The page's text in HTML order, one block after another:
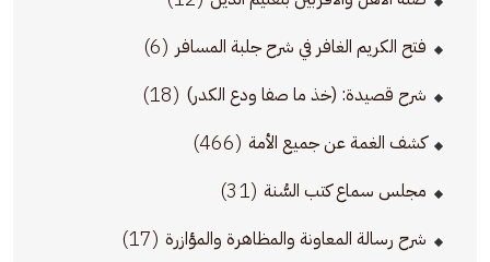
فتح الكريم الغافر في شرح جلبة المسافر (6)
شرح قصيدة: (خذ ما صفا ودع الكدر) (18)
كشف الغمة عن جميع الأمة (466)
مجلس سماع كتب السُّنة (31)
شرح رسالة المعاونة والمظاهرة والمؤازرة (17)